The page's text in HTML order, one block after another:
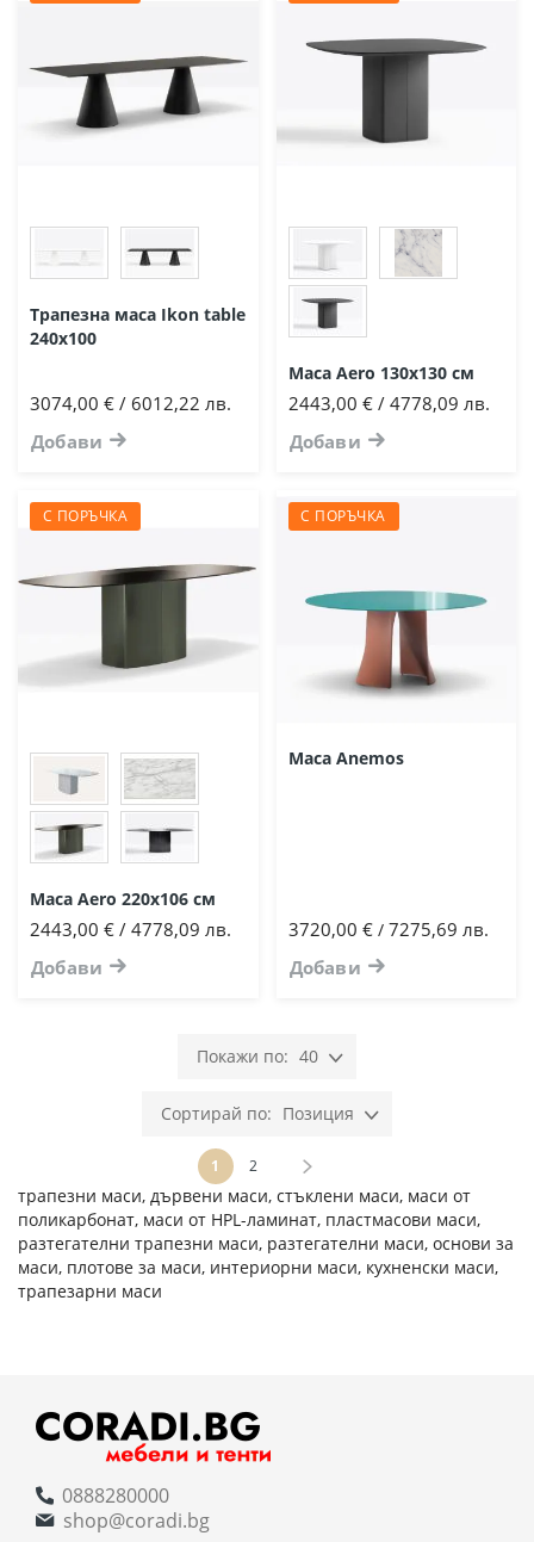
Трапезна маса Ikon table
240х100
3074,00 € / 6012,22 лв.
Добави
Маса Aero 130х130 см
2443,00 € / 4778,09 лв.
Добави
С ПОРЪЧКА
Маса Aero 220х106 см
2443,00 € / 4778,09 лв.
Добави
С ПОРЪЧКА
Маса Anemos
3720,00 €/ 7275,69 лв.
Добави
40
Позиция
Страница
В момента четете страница
1 Страница
2
трапезни маси, дървени маси, стъклени маси, маси от
поликарбонат, маси от HPL-ламинат, пластмасови маси,
разтегателни трапезни маси, разтегателни маси, основи за
маси, плотове за маси, интериорни маси, кухненски маси,
трапезарни маси
0888280000
shop@coradi.bg